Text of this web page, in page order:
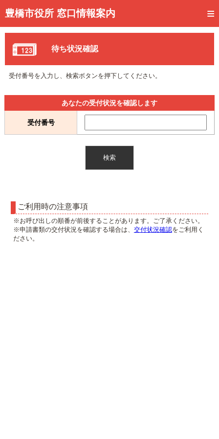
豊橋市役所 窓口情報案内
トップページ
事前予約
予約状況確認
待ち状況確認
交付状況確認
待ち状況確認
受付番号を入力し、検索ボタンを押下してください。
あなたの受付状況を確認します
受付番号
ご利用時の注意事項
※お呼び出しの順番が前後することがあります。ご了承ください。
※申請書類の交付状況を確認する場合は、 交付状況確認をご利用く
ださい。